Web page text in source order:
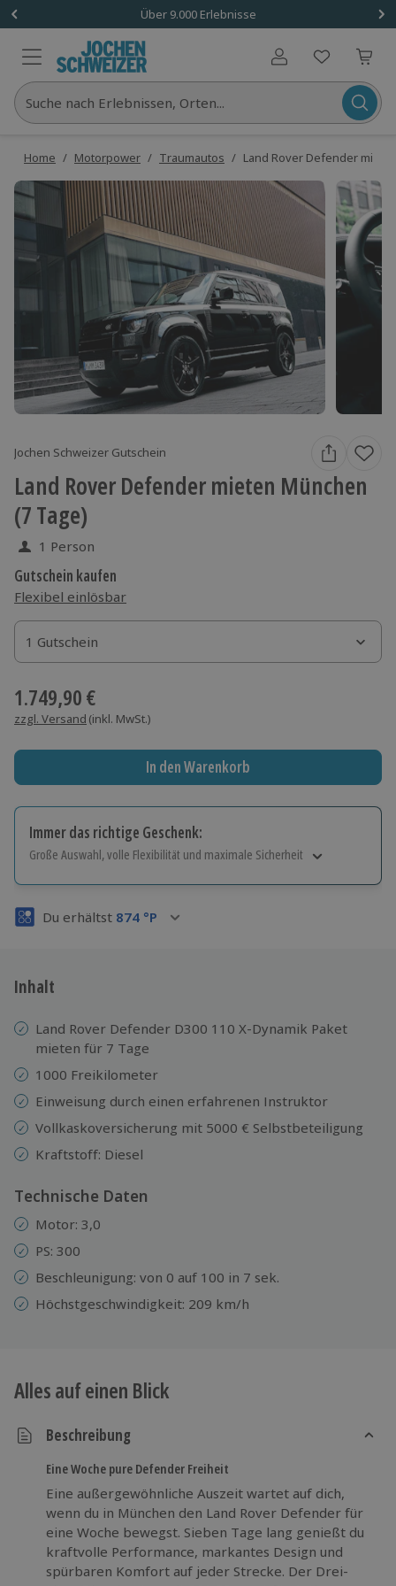
Über 9.000 Erlebnisse
Benutzerkonto
Suche nach Erlebnissen, Orten...
Home / Motorpower / Traumautos / Land Rover Defender
Jochen Schweizer Gutschein
Land Rover Defender mieten München
(7 Tage)
1 Person
Gutschein kaufen
Flexibel einlösbar
1 Gutschein
1 Gutschein
1 Gutschein
1.749,90 €
zzgl. Versand (inkl. MwSt.)
In den Warenkorb
Immer das richtige Geschenk:
Große Auswahl, volle Flexibilität und maximale Sicherheit
Volle Flexibilität
3 Jahre gültig & verlängerbar.
Du erhältst 874 °P
Inhalt
Land Rover Defender D300 110 X-Dynamik Paket
mieten für 7 Tage
1000 Freikilometer
Einweisung durch einen erfahrenen Instruktor
Vollkaskoversicherung mit 5000 € Selbstbeteiligung
Kraftstoff: Diesel
Technische Daten
Motor: 3,0
PS: 300
Beschleunigung: von 0 auf 100 in 7 sek.
Höchstgeschwindigkeit: 209 km/h
Alles auf einen Blick
Beschreibung
Eine Woche pure Defender Freiheit
Eine außergewöhnliche Auszeit wartet auf dich,
wenn du in München den Land Rover Defender für
eine Woche bewegst. Sieben Tage lang genießt du
kraftvolle Performance, markantes Design und
spürbaren Komfort auf jeder Strecke. Der Drei-